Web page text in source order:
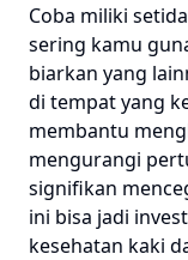
Coba miliki
sering kamu
biarkan yang
di tempat yang
membantu
mengurangi
signifikan
ini bisa jadi
kesehatan kaki